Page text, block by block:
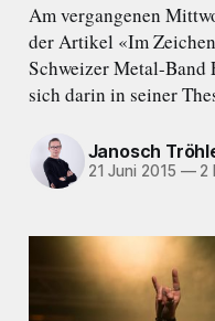
Am vergangenen
der Artikel «Im
Schweizer Metal-
sich darin in seiner
Janosch
21 Juni 2015 —2